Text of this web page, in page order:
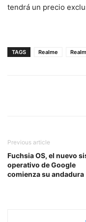
tendrá un precio
TAGS Realme
Previous article
Fuchsia OS, el nuevo
operativo de Google
comienza su andadura